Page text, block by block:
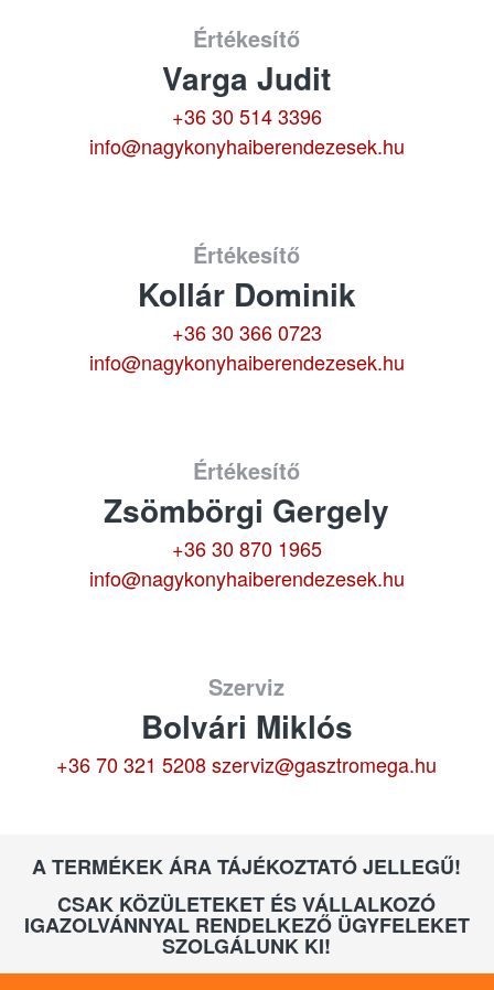
Értékesítő
Varga Judit
+36 30 514 3396
info@nagykonyhaiberendezesek.hu
Értékesítő
Kollár Dominik
+36 30 366 0723
info@nagykonyhaiberendezesek.hu
Értékesítő
Zsömbörgi Gergely
+36 30 870 1965
info@nagykonyhaiberendezesek.hu
Szerviz
Bolvári Miklós
+36 70 321 5208 szerviz@gasztromega.hu
A TERMÉKEK ÁRA TÁJÉKOZTATÓ JELLEGŰ!
CSAK KÖZÜLETEKET ÉS VÁLLALKOZÓ
IGAZOLVÁNNYAL RENDELKEZŐ ÜGYFELEKET
SZOLGÁLUNK KI!